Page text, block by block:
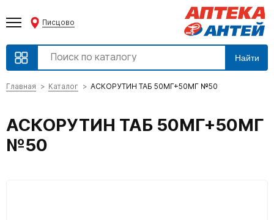
Писцово
Найти
Главная Каталог АСКОРУТИН ТАБ 50МГ+50МГ №50
АСКОРУТИН ТАБ 50МГ+50МГ
№50